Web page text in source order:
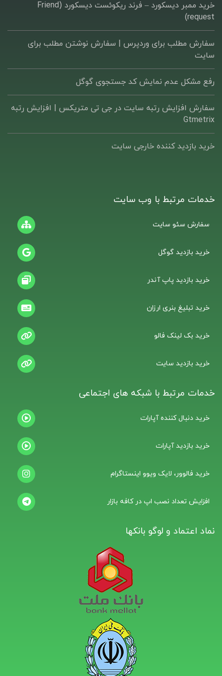
خرید ممبر دیسکورد – فرند ریکوئست دیسکورد (Friend
request)
سفارش مطلب برای وردپرس |‌ سفارش نوشتن مطلب برای
سایت
رفع مشکل عدم نمایش کد جستجوی گوگل
سفارش افزایش رتبه سایت در جی تی متریکس | افزایش رتبه
Gtmetrix
خرید بازدید کننده خارجی سایت
خدمات مرتبط با وب سایت
سفارش سئو سایت
خرید بازدید گوگل
خرید بازدید پاپ آندر
خرید تبلیغ بنری ارزان
خرید بک لینک فالو
خرید بازدید سایت
خدمات مرتبط با شبکه های اجتماعی
خرید دنبال کننده آپارات
خرید بازدید آپارات
خرید فالوور، لایک ویوو اینستاگرام
افزایش تعداد نصب اپ در کافه بازار
نماد اعتماد و لوگو بانکها